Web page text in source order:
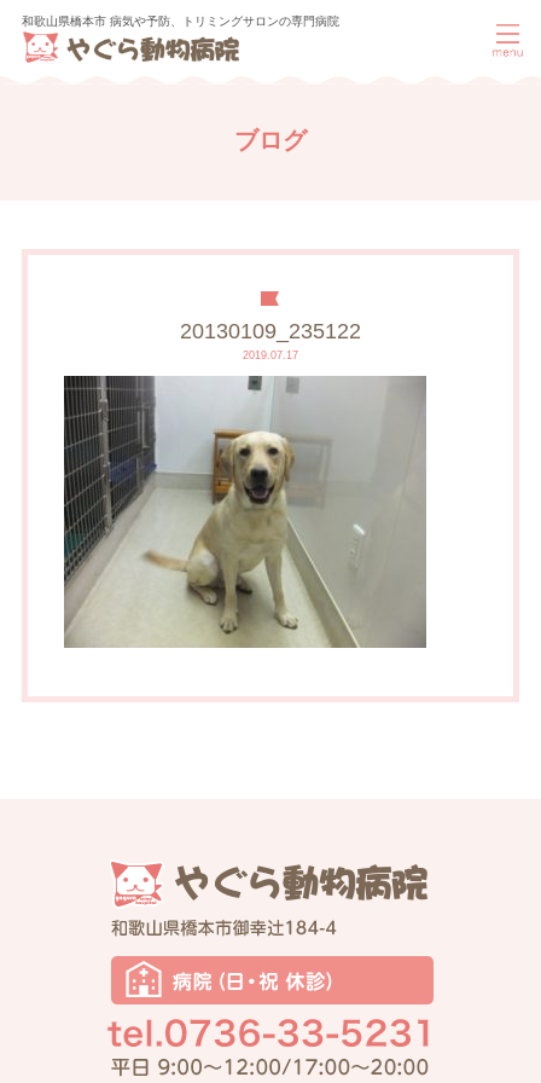
和歌山県橋本市 病気や予防、トリミングサロンの専門病院
ブログ
20130109_235122
2019.07.17